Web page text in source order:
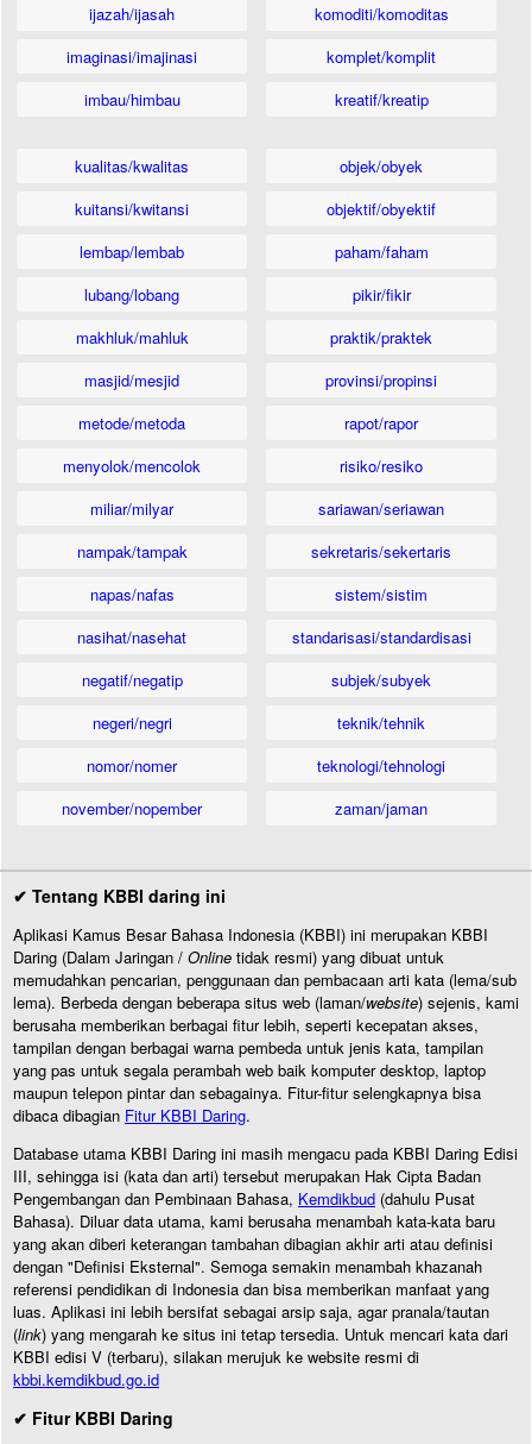
ijazah/ijasah
imaginasi/imajinasi
imbau/himbau
komoditi/komoditas
komplet/komplit
kreatif/kreatip
kualitas/kwalitas
kuitansi/kwitansi
lembap/lembab
lubang/lobang
makhluk/mahluk
masjid/mesjid
metode/metoda
menyolok/mencolok
miliar/milyar
nampak/tampak
napas/nafas
nasihat/nasehat
negatif/negatip
negeri/negri
nomor/nomer
november/nopember
objek/obyek
objektif/obyektif
paham/faham
pikir/fikir
praktik/praktek
provinsi/propinsi
rapot/rapor
risiko/resiko
sariawan/seriawan
sekretaris/sekertaris
sistem/sistim
standarisasi/standardisasi
subjek/subyek
teknik/tehnik
teknologi/tehnologi
zaman/jaman
✔ Tentang KBBI daring ini
Aplikasi Kamus Besar Bahasa Indonesia (KBBI) ini merupakan KBBI
Daring (Dalam Jaringan / Online tidak resmi) yang dibuat untuk
memudahkan pencarian, penggunaan dan pembacaan arti kata (lema/sub
lema). Berbeda dengan beberapa situs web (laman/website) sejenis, kami
berusaha memberikan berbagai fitur lebih, seperti kecepatan akses,
tampilan dengan berbagai warna pembeda untuk jenis kata, tampilan
yang pas untuk segala perambah web baik komputer desktop, laptop
maupun telepon pintar dan sebagainya. Fitur-fitur selengkapnya bisa
dibaca dibagian Fitur KBBI Daring.
Database utama KBBI Daring ini masih mengacu pada KBBI Daring Edisi
III, sehingga isi (kata dan arti) tersebut merupakan Hak Cipta Badan
Pengembangan dan Pembinaan Bahasa, Kemdikbud (dahulu Pusat
Bahasa). Diluar data utama, kami berusaha menambah kata-kata baru
yang akan diberi keterangan tambahan dibagian akhir arti atau definisi
dengan "Definisi Eksternal". Semoga semakin menambah khazanah
referensi pendidikan di Indonesia dan bisa memberikan manfaat yang
luas. Aplikasi ini lebih bersifat sebagai arsip saja, agar pranala/tautan
(link) yang mengarah ke situs ini tetap tersedia. Untuk mencari kata dari
KBBI edisi V (terbaru), silakan merujuk ke website resmi di
kbbi.kemdikbud.go.id
✔ Fitur KBBI Daring